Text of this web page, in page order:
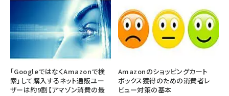
「GoogleではなくAmazonで検
索」して購入するネット通販ユー
ザーは約9割【アマゾン消費の最
Amazonのショッピングカート
ボックス獲得のための消費者レ
ビュー対策の基本